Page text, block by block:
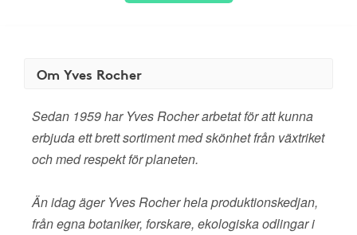
Om Yves Rocher
Sedan 1959 har Yves Rocher arbetat för att kunna
erbjuda ett brett sortiment med skönhet från växtriket
och med respekt för planeten.
Än idag äger Yves Rocher hela produktionskedjan,
från egna botaniker, forskare, ekologiska odlingar i